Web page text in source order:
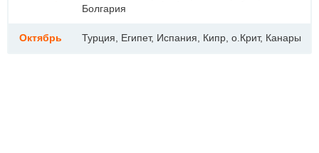
Болгария
Октябрь Турция, Египет, Испания, Кипр, о.Крит, Канары